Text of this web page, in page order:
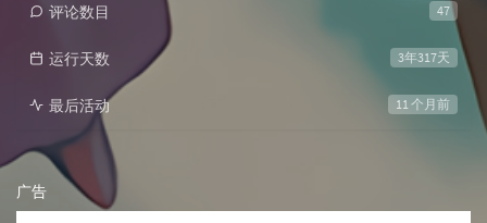
47
评论数目
3年317天
运行天数
11 个月前
最后活动
广告